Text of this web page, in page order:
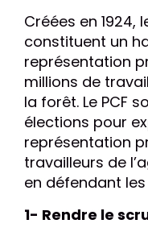
Créées en 1924,
constituent un
représentation
millions de
la forêt. Le PCF
élections pour
représentation
travailleurs de
en défendant
1- Rendre le